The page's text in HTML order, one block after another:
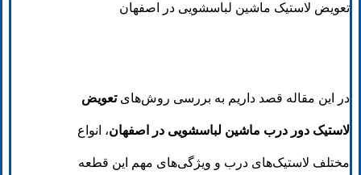
تعویض لاستیک ماشین لباسشویی در اصفهان
در این مقاله قصد داریم به بررسی روش‌هایتعویض
لاستیک دور درب ماشین لباسشویی در اصفهان، انواع
مختلف لاستیک‌های درب و ویژگی‌های مهم این قطعه